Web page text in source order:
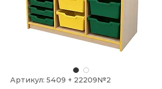
Артикул: 5409 + 22209№2